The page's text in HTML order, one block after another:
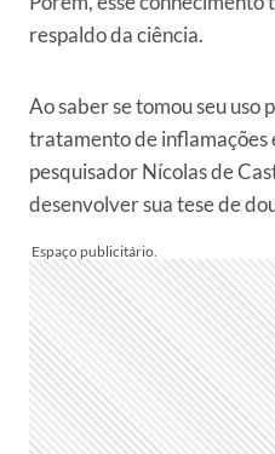
respaldo da ciência.
Ao saber se tomou seu uso
tratamento de inflamações
pesquisador Nícolas de
desenvolver sua tese de